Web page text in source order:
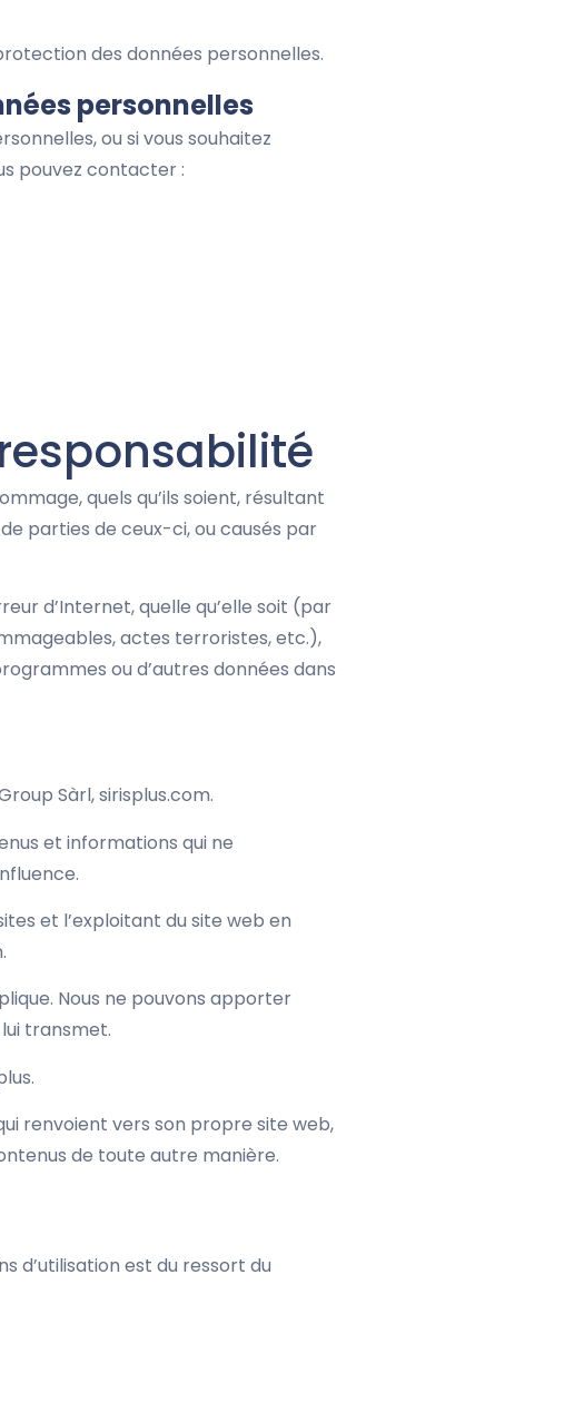
des données personnelles.
personnelles
ou si vous souhaitez
pouvez contacter :
quels qu’ils soient, résultant
parties de ceux-ci, ou causés par
d’Internet, quelle qu’elle soit (par
actes terroristes, etc.),
ou d’autres données dans
Sàrl, sirisplus.com.
et informations qui ne
et l’exploitant du site web en
Nous ne pouvons apporter
transmet.
renvoient vers son propre site web,
de toute autre manière.
d’utilisation est du ressort du